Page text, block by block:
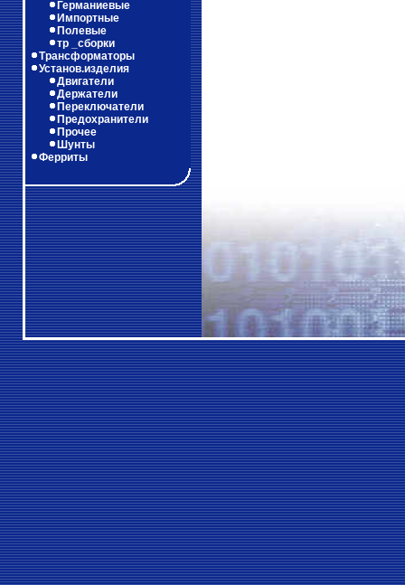
Германиевые
Импортные
Полевые
тр _сборки
Трансформаторы
Установ.изделия
Двигатели
Держатели
Переключатели
Предохранители
Прочее
Шунты
Ферриты